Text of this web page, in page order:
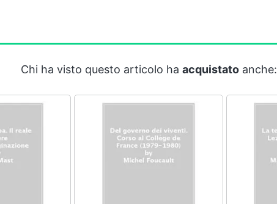
Chi ha visto questo articolo ha acquistatoanche: